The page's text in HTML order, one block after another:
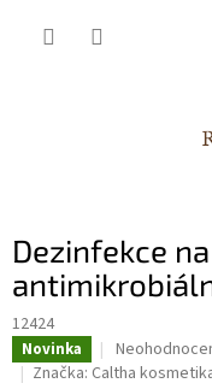
Dezinfekce
12424
Novinka
Průměrné
hodnocení
Značka: Caltha